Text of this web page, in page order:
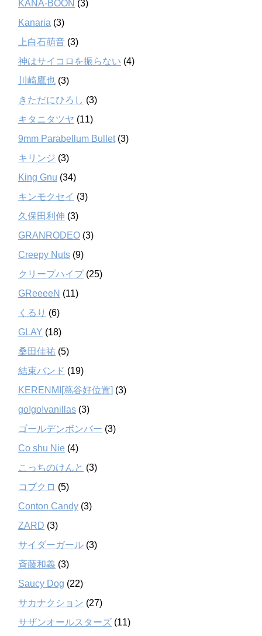
KANA-BOON (3)
Kanaria (3)
上白石萌音 (3)
神はサイコロを振らない (4)
川崎鷹也 (3)
きただにひろし (3)
キタニタツヤ (11)
9mm Parabellum Bullet(3)
キリンジ (3)
King Gnu (34)
キンモクセイ (3)
久保田利伸 (3)
GRANRODEO (3)
Creepy Nuts (9)
クリープハイプ(25)
GReeeeN (11)
くるり (6)
GLAY (18)
桑田佳祐 (5)
結束バンド (19)
KERENMI[蔦谷好位置] (3)
go!go!vanillas (3)
ゴールデンボンバー (3)
Co shu Nie (4)
こっちのけんと (3)
コブクロ (5)
Conton Candy (3)
ZARD (3)
サイダーガール (3)
斉藤和義 (3)
Saucy Dog (22)
サカナクション (27)
サザンオールスターズ (11)